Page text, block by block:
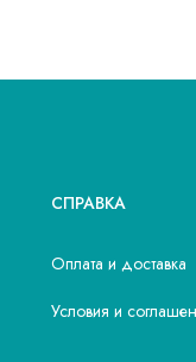
СПРАВКА
Оплата и доставка
Условия и